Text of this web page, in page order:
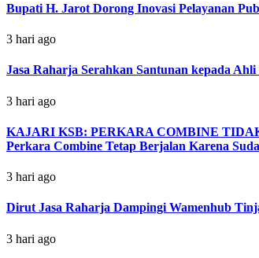
Bupati H. Jarot Dorong Inovasi Pelayanan
3 hari ago
Jasa Raharja Serahkan Santunan kepada
3 hari ago
KAJARI KSB: PERKARA COMBINE
Perkara Combine Tetap Berjalan Karena
3 hari ago
Dirut Jasa Raharja Dampingi Wamenhub
3 hari ago